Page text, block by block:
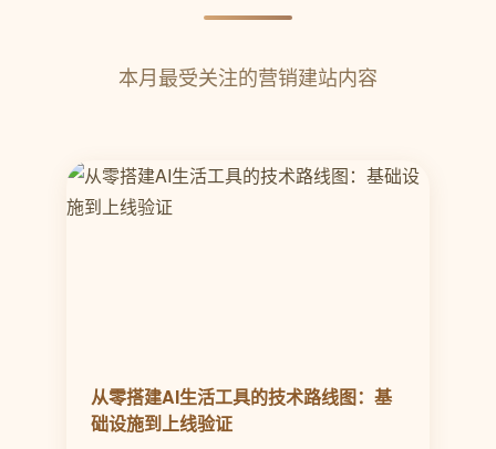
本月最受关注的营销建站内容
从零搭建AI生活工具的技术路线图：基
础设施到上线验证